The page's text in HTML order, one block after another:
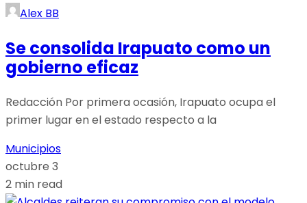
Alex BB
Se consolida Irapuato como un
gobierno eficaz
Redacción Por primera ocasión, Irapuato ocupa el
primer lugar en el estado respecto a la
Municipios
octubre 3
2 min read